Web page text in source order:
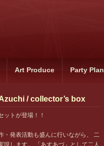
Art Produce Party Plan
/ collector’s box
ットが登場！！
・発表活動も盛んに行いながら、 二
現します。 「あすあづ」として二人